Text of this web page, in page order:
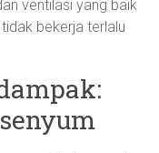
ventilasi yang baik
bekerja terlalu